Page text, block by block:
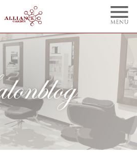
CONCEPT
コンセプト
BLOG
ブログ
STAFF
スタッフ
WEBCOUPON
ウェブクーポン